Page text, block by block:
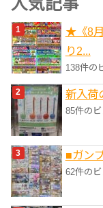
リ
ー
★《8
り2...
138件の
新入荷
85件の
■ガン
62件の